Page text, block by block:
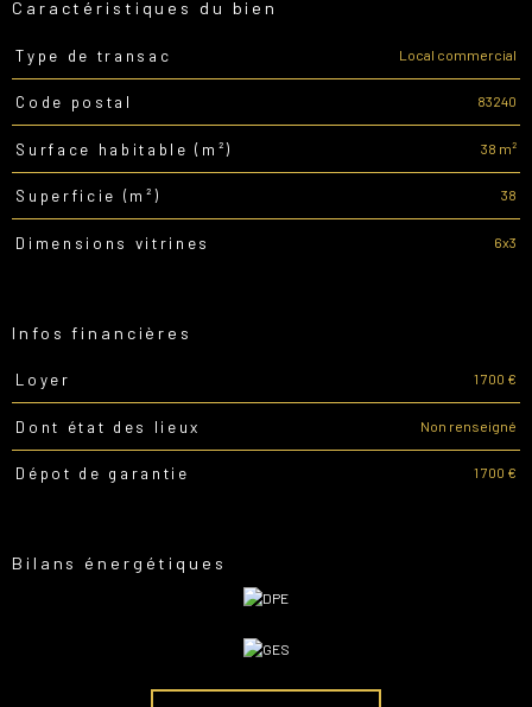
Caractéristiques du bien
Caractéristiques Valeurs
Type de transac Local commercial
Code postal 83240
Surface habitable (m²) 38 m²
Superficie (m²) 38
Dimensions vitrines 6x3
Infos financières
Caractéristiques
Loyer 1 700 €
Dont état des lieux Non renseigné
Dépot de garantie 1 700 €
Bilans énergétiques